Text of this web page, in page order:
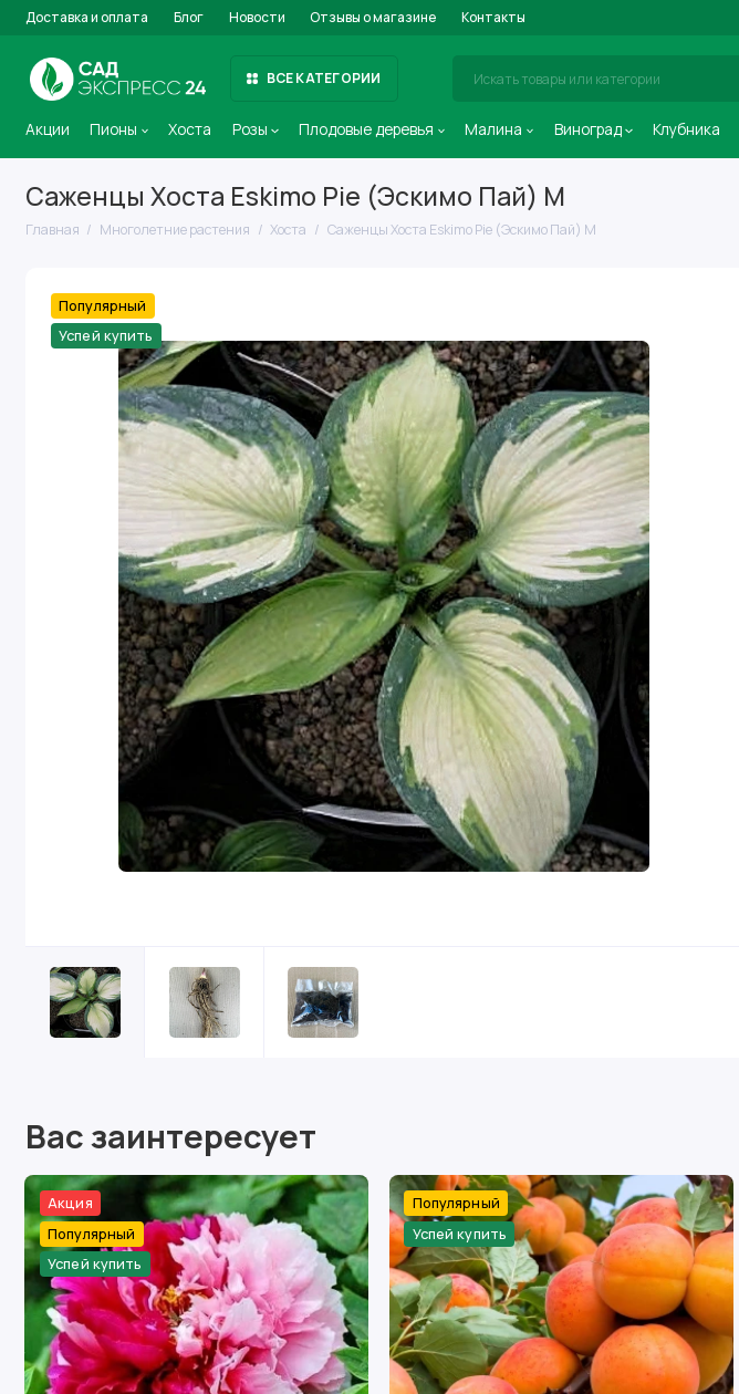
Доставка и оплата Блог Новости Отзывы о магазине Контакты
ВСЕ КАТЕГОРИИ
Акции Пионы Хоста Розы Плодовые деревья Малина Виноград Клубника
Саженцы Хоста Eskimo Pie (Эскимо Пай) М
Главная Многолетние растения Хоста Саженцы Хоста Eskimo Pie (Эскимо Пай) М
Популярный
Успей купить
Вас заинтересует
Акция
Популярный
Успей купить
Популярный
Успей купить